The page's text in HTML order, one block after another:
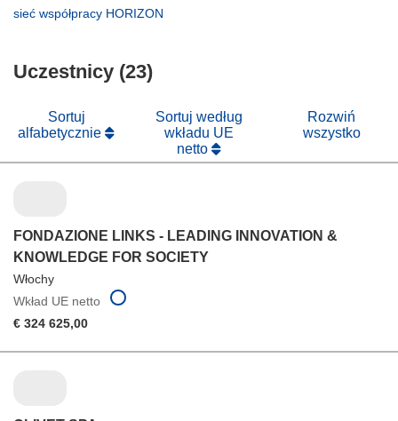
oknie)
otworzy
nowym
sieć współpracy HORIZON
Uczestnicy (23)
Sortuj
alfabetycznie
Sortuj według
wkładu UE
netto
Rozwiń
wszystko
FONDAZIONE LINKS - LEADING INNOVATION &
KNOWLEDGE FOR SOCIETY
Włochy
Wkład UE netto
€ 324 625,00